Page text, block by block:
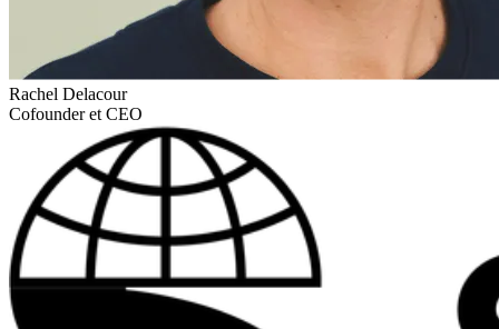
Rachel Delacour
Cofounder et CEO